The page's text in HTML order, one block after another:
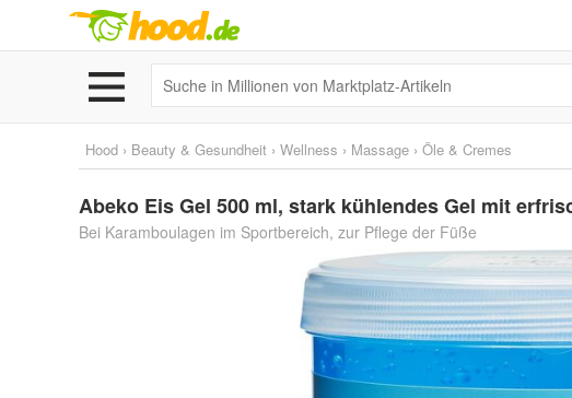
Hood › Beauty & Gesundheit › Wellness › Massage › Öle & Cremes
Abeko Eis Gel 500 ml, stark kühlendes Gel mit
Bei Karamboulagen im Sportbereich, zur Pflege der Füße